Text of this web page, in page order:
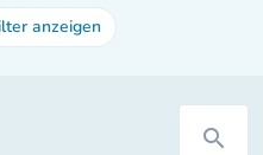
anzeigen
search